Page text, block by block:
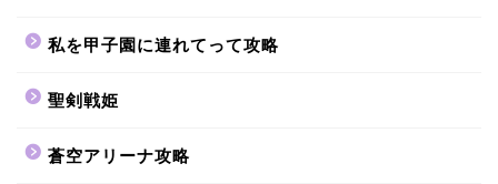
私を甲子園に連れてって攻略
聖剣戦姫
蒼空アリーナ攻略